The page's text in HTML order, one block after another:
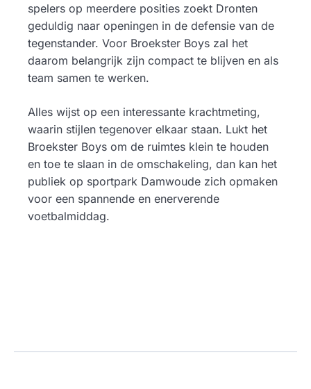
spelers op meerdere posities zoekt Dronten
geduldig naar openingen in de defensie van de
tegenstander. Voor Broekster Boys zal het
daarom belangrijk zijn compact te blijven en als
team samen te werken.
Alles wijst op een interessante krachtmeting,
waarin stijlen tegenover elkaar staan. Lukt het
Broekster Boys om de ruimtes klein te houden
en toe te slaan in de omschakeling, dan kan het
publiek op sportpark Damwoude zich opmaken
voor een spannende en enerverende
voetbalmiddag.